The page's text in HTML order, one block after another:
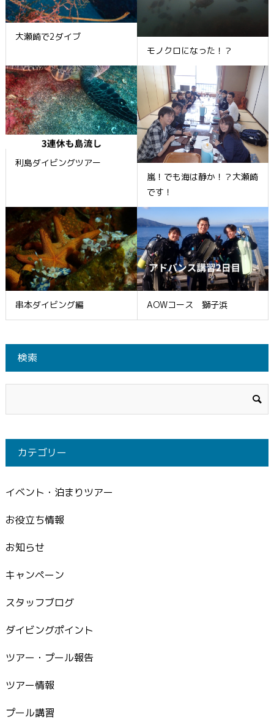
大瀬崎で2ダイブ
モノクロになった！？
利島ダイビングツアー
嵐！でも海は静か！？大瀬崎
です！
串本ダイビング編 AOWコース 獅子浜
検索
カテゴリー
イベント・泊まりツアー
お役立ち情報
お知らせ
キャンペーン
スタッフブログ
ダイビングポイント
ツアー・プール報告
ツアー情報
プール講習